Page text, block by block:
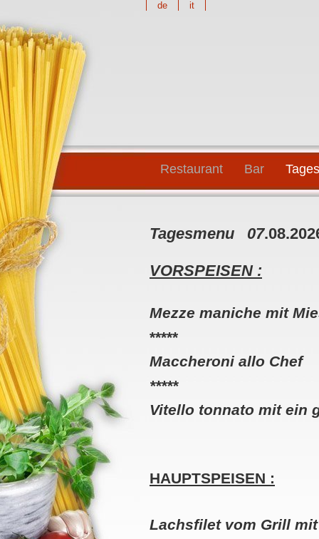
Tagesmenu 07
VORSPEISEN :
Mezze maniche mit
*****
Maccheroni allo Chef
*****
Vitello tonnato mit ein
HAUPTSPEISEN :
Lachsfilet vom Grill
de it
Restaurant Bar